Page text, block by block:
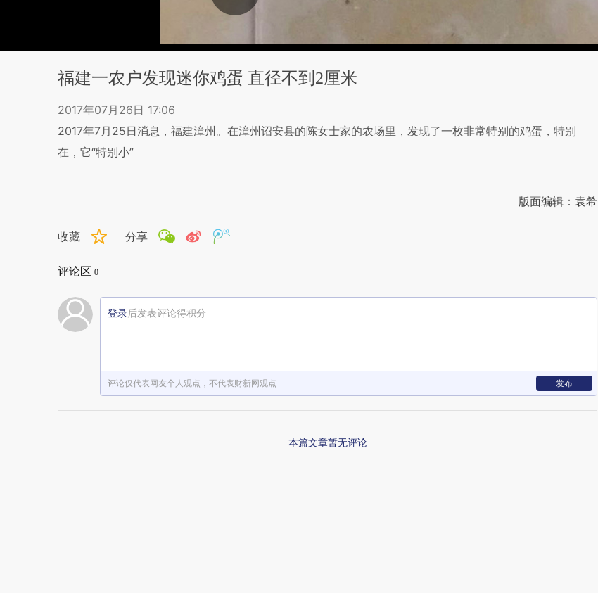
福建一农户发现迷你鸡蛋 直径不到2厘米
2017年07月26日 17:06
2017年7月25日消息，福建漳州。在漳州诏安县的陈女士家的农场里，发现了一枚非常特别的鸡蛋，特别
在，它“特别小”
版面编辑：袁希
收藏 分享
评论区 0
登录后发表评论得积分
评论仅代表网友个人观点，不代表财新网观点 发布
本篇文章暂无评论